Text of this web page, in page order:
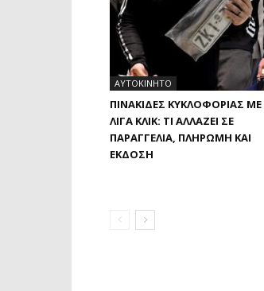
ΑΥΤΟΚΙΝΗΤΟ
ΠΙΝΑΚΊΔΕΣ ΚΥΚΛΟΦΟΡΊΑΣ ΜΕ
ΛΊΓΑ ΚΛΙΚ: ΤΙ ΑΛΛΆΖΕΙ ΣΕ
ΠΑΡΑΓΓΕΛΊΑ, ΠΛΗΡΩΜΉ ΚΑΙ
ΈΚΔΟΣΗ